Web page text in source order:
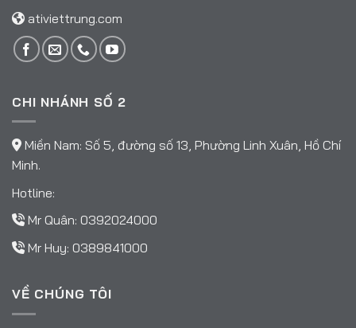
ativiettrung.com
CHI NHÁNH SỐ 2
Miền Nam: Số 5, đường số 13, Phường Linh Xuân, Hồ Chí
Minh.
Hotline:
Mr Quân: 0392024000
Mr Huy: 0389841000
VỀ CHÚNG TÔI